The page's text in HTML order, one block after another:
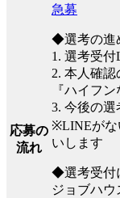
応募の
流れ
急募
◆選考の進
1. 選考受付
2. 本人確
『ハイフ
3. 今後の
※LINEがな
いします
◆選考受付
ジョブハウ